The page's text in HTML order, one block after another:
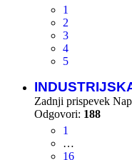
1
2
3
4
5
Zadnji prispevek
Odgovori: 188
1
…
16